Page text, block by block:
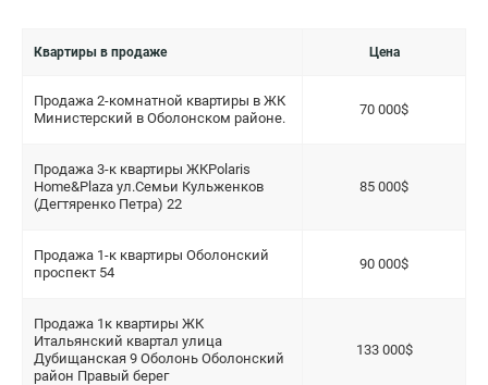
Квартиры в продаже Цена
Продажа 2-комнатной квартиры в ЖК
Министерский в Оболонском районе.
70 000$
Продажа 3-к квартиры ЖКPolaris
Home&Plaza ул.Семьи Кульженков
(Дегтяренко Петра) 22
85 000$
Продажа 1-к квартиры Оболонский
проспект 54
90 000$
Продажа 1к квартиры ЖК
Итальянский квартал улица
Дубищанская 9 Оболонь Оболонский
район Правый берег
133 000$